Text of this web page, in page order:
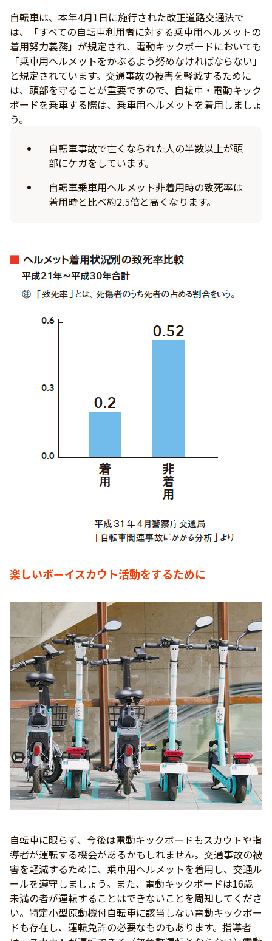
自転車は、本年4月1日に施行された改正道路交通法で
は、「すべての自転車利用者に対する乗車用ヘルメットの
着用努力義務」が規定され、電動キックボードにおいても
「乗車用ヘルメットをかぶるよう努めなければならない」
と規定されています。交通事故の被害を軽減するために
は、頭部を守ることが重要ですので、自転車・電動キック
ボードを乗車する際は、乗車用ヘルメットを着用しましょ
う。
自転車事故で亡くなられた人の半数以上が頭
部にケガをしています。
自転車乗車用ヘルメット非着用時の致死率は
着用時と比べ約2.5倍と高くなります。
楽しいボーイスカウト活動をするために
自転車に限らず、今後は電動キックボードもスカウトや指
導者が運転する機会があるかもしれません。交通事故の被
害を軽減するために、乗車用ヘルメットを着用し、交通ル
ールを遵守しましょう。また、電動キックボードは16歳
未満の者が運転することはできないことを周知してくださ
い。特定小型原動機付自転車に該当しない電動キックボー
ドも存在し、運転免許の必要なものもあります。指導者